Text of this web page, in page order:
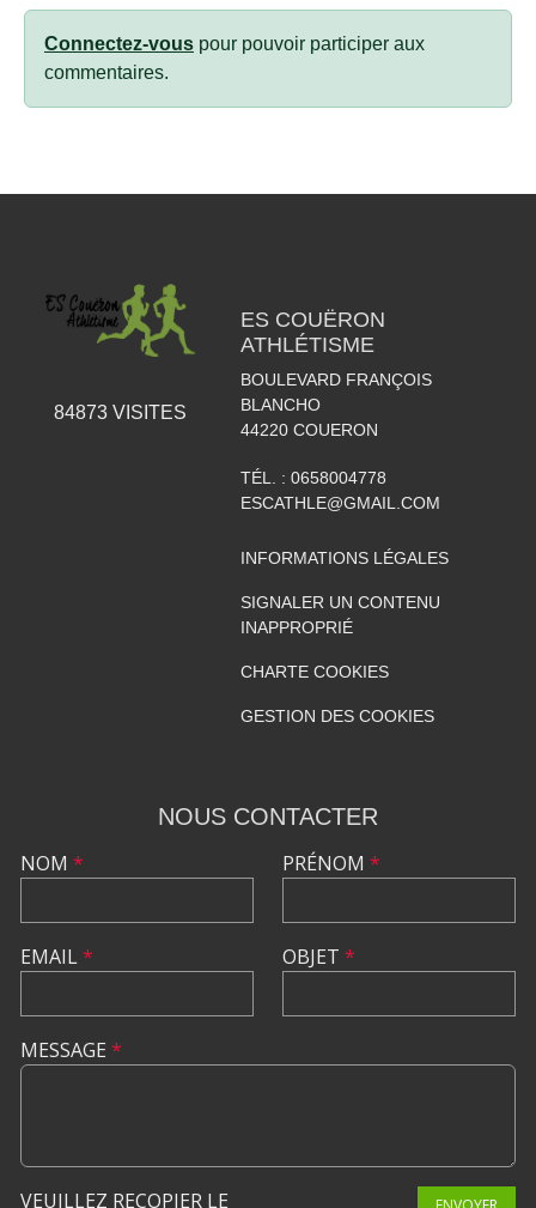
Connectez-vous pour pouvoir participer aux
commentaires.
84873VISITES
ES COUËRON
ATHLÉTISME
BOULEVARD FRANÇOIS
BLANCHO
44220 COUERON
TÉL. : 0658004778
ESCATHLE@GMAIL.COM
INFORMATIONS LÉGALES
SIGNALER UN CONTENU
INAPPROPRIÉ
CHARTE COOKIES
GESTION DES COOKIES
NOUS CONTACTER
NOM *
EMAIL*
PRÉNOM *
OBJET *
MESSAGE *
VEUILLEZ RECOPIER LE